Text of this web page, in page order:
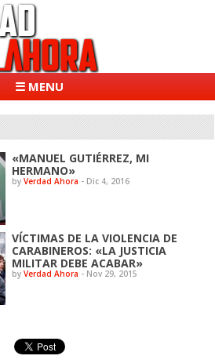
☰ MENU
«MANUEL GUTIÉRREZ, MI
HERMANO»
byVerdad Ahora - Dic 4, 2016
VÍCTIMAS DE LA VIOLENCIA DE
CARABINEROS: «LA JUSTICIA
MILITAR DEBE ACABAR»
byVerdad Ahora - Nov 29, 2015